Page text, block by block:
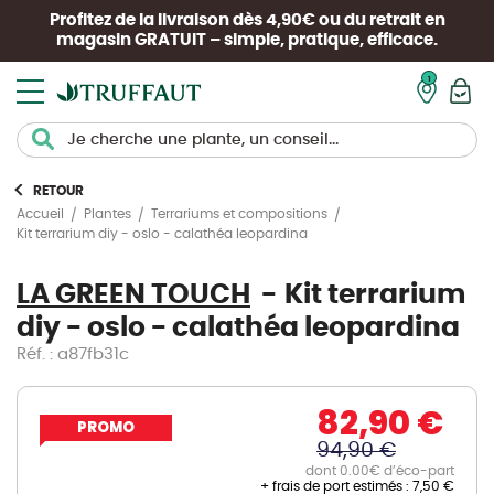
Profitez de la livraison dès 4,90€ ou du retrait en
magasin GRATUIT – simple, pratique, efficace.
RETOUR
Accueil
Plantes
Terrariums et compositions
Kit terrarium diy - oslo - calathéa leopardina
LA GREEN TOUCH
Kit terrarium
diy - oslo - calathéa leopardina
Réf. : a87fb31c
PROMO 82,90 €
94,90 €
dont 0.00€ d’éco-part
+ frais de port estimés : 7,50 €